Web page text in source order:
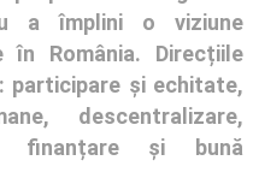
a împlini o viziune
în România. Direcțiile
participare și echitate,
descentralizare,
finanțare și bună